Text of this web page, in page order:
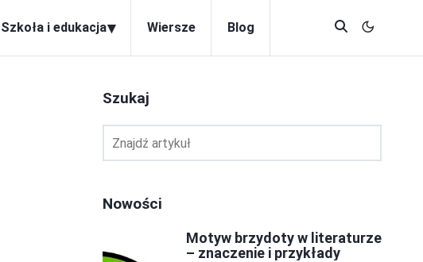
Szkoła i edukacja▾ Wiersze Blog
Szukaj
Nowości
Motyw brzydoty w literaturze
– znaczenie i przykłady